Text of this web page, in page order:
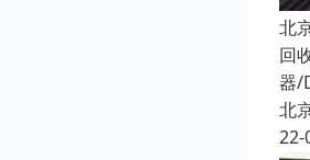
北
回
器/
北
22-